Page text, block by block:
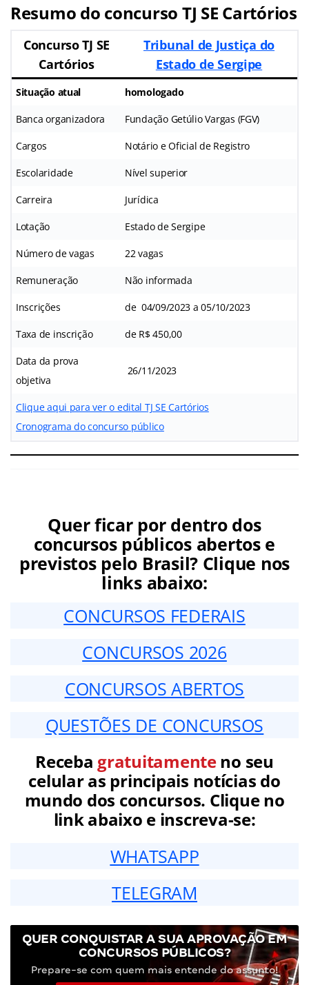
Resumo do concurso TJ SE Cartórios
Concurso TJ SE
Cartórios
Tribunal de Justiça do
Estado de Sergipe
Situação atual homologado
Banca organizadora Fundação Getúlio Vargas (FGV)
Cargos Notário e Oficial de Registro
Escolaridade Nível superior
Carreira Jurídica
Lotação Estado de Sergipe
Número de vagas 22 vagas
Remuneração Não informada
Inscrições de 04/09/2023 a 05/10/2023
Taxa de inscrição de R$ 450,00
Data da prova
objetiva
26/11/2023
Clique aqui para ver o edital TJ SE Cartórios
Cronograma do concurso público
Quer ficar por dentro dos
concursos públicos abertos e
previstos pelo Brasil? Clique nos
links abaixo:
CONCURSOS FEDERAIS
CONCURSOS 2026
CONCURSOS ABERTOS
QUESTÕES DE CONCURSOS
Receba gratuitamenteno seu
celular as principais notícias do
mundo dos concursos. Clique no
link abaixo e inscreva-se:
WHATSAPP
TELEGRAM
QUER CONQUISTAR A SUA APROVAÇÃO EM
CONCURSOS PÚBLICOS?
Prepare-se com quem mais entende do assunto!